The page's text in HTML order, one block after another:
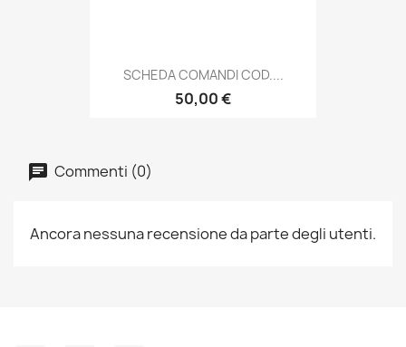
SCHEDA COMANDI COD....
50,00 €
Commenti (0)
Ancora nessuna recensione da parte degli utenti.